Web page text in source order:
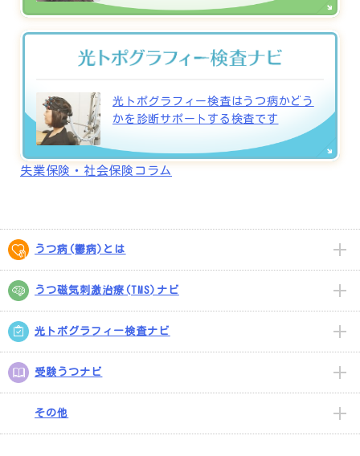
光トポグラフィー検査はうつ病かどう
かを診断サポートする検査です
失業保険・社会保険コラム
うつ病(鬱病)とは
うつ磁気刺激治療(TMS)ナビ
光トポグラフィー検査ナビ
受験うつナビ
その他